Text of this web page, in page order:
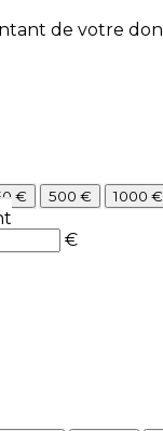
de votre don
€ 500 € 1000 €
€